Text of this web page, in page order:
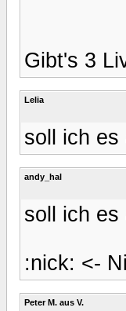
Gibt's 3
Lelia
soll ich es
andy_hal
soll ich es
:nick: <-
Peter M. aus V.